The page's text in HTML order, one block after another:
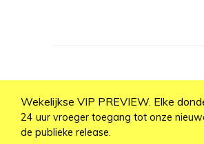
Wekelijkse VIP PREVIEW. Elke
24 uur vroeger toegang tot onze
de publieke release.